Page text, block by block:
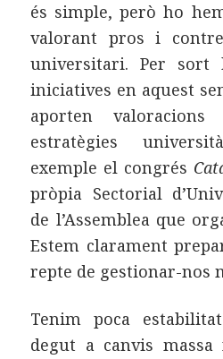
és simple, però ho
valorant pros i
universitari. Per sort
iniciatives en aquest
aporten
estratègies
exemple el congrés
pròpia Sectorial
de l’Assemblea que
Estem clarament
repte de gestionar-nos
Tenim poca
degut a canvis